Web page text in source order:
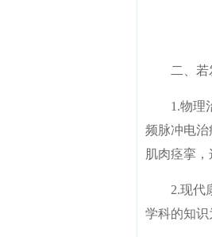
二、若发
1.物理治
频脉冲电
肌肉痉挛
2.现代康
学科的知识